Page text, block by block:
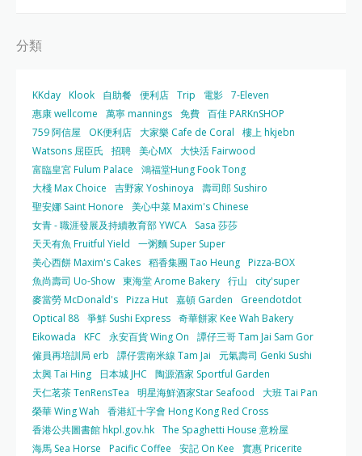
分類
KKday Klook 自助餐 便利店 Trip 電影 7-Eleven
惠康 wellcome
萬寧 mannings 免費 百佳 PARKnSHOP
759 阿信屋
OK便利店 大家樂 Cafe de Coral
樓上 hkjebn
Watsons 屈臣氏
招聘 美心MX 大快活 Fairwood
富臨皇宮 Fulum Palace
鴻福堂Hung Fook Tong
大棧 Max Choice
吉野家 Yoshinoya
壽司郎 Sushiro
聖安娜 Saint Honore
美心中菜 Maxim's Chinese
女青 - 職涯發展及持續教育部 YWCA
Sasa 莎莎
天天有魚 Fruitful Yield
一粥麵 Super Super
美心西餅 Maxim's Cakes 稻香集團 Tao Heung Pizza-BOX
魚尚壽司 Uo-Show 東海堂 Arome Bakery 行山
city'super
麥當勞 McDonald's Pizza Hut 嘉頓 Garden
Greendotdot
Optical 88 爭鮮 Sushi Express 奇華餅家 Kee Wah Bakery
Eikowada
KFC 永安百貨 Wing On
譚仔三哥 Tam Jai Sam Gor
僱員再培訓局 erb
譚仔雲南米線 Tam Jai
元氣壽司 Genki Sushi
太興 Tai Hing
日本城 JHC
陶源酒家 Sportful Garden
天仁茗茶 TenRensTea
明星海鮮酒家Star Seafood
大班 Tai Pan
榮華 Wing Wah
香港紅十字會 Hong Kong Red Cross
香港公共圖書館 hkpl.gov.hk The Spaghetti House 意粉屋
海馬 Sea Horse
Pacific Coffee 安記 On Kee 實惠 Pricerite